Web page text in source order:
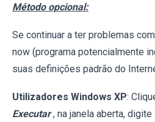
Método opcional:
Se continuar a ter problemas
now (programa potencialmente
suas definições padrão do
Utilizadores Windows XP:
Executar , na janela aberta, digite